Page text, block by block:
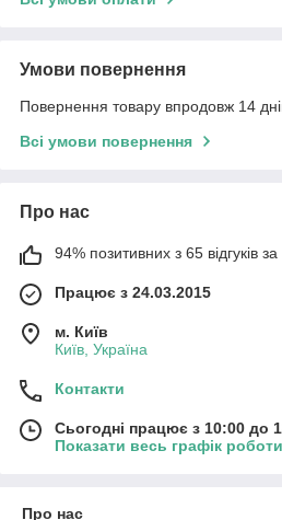
Умови повернення
Повернення товару впродовж 14
Всі умови повернення
Про нас
94% позитивних з 65 відгуків за
Працює з 24.03.2015
м. Київ
Київ, Україна
Контакти
Сьогодні працює з 10:00 до
Показати весь графік роботи
Про нас